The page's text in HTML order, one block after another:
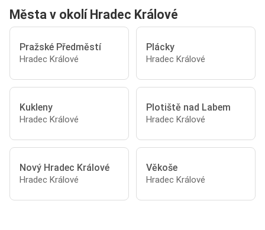
Města v okolí Hradec Králové
Pražské Předměstí
Hradec Králové
Plácky
Hradec Králové
Kukleny
Hradec Králové
Plotiště nad Labem
Hradec Králové
Nový Hradec Králové
Hradec Králové
Věkoše
Hradec Králové